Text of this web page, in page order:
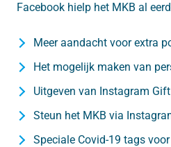
Facebook hielp het MKB al
Meer aandacht voor extra
Het mogelijk maken van
Uitgeven van Instagram
Steun het MKB via
Speciale Covid-19 tags